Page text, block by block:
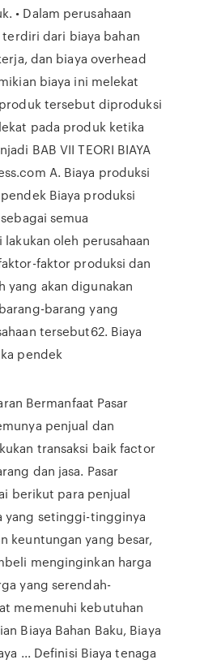
• Dalam perusahaan
dari biaya bahan
dan biaya overhead
biaya ini melekat
tersebut diproduksi
pada produk ketika
BAB VII TEORI BIAYA
A. Biaya produksi
Biaya produksi
semua
oleh perusahaan
faktor produksi dan
yang akan digunakan
barang yang
tersebut62. Biaya
pendek
Bermanfaat Pasar
penjual dan
transaksi baik factor
dan jasa. Pasar
berikut para penjual
yang setinggi-tingginya
keuntungan yang besar,
menginginkan harga
yang serendah-
memenuhi kebutuhan
Biaya Bahan Baku, Biaya
... Definisi Biaya tenaga